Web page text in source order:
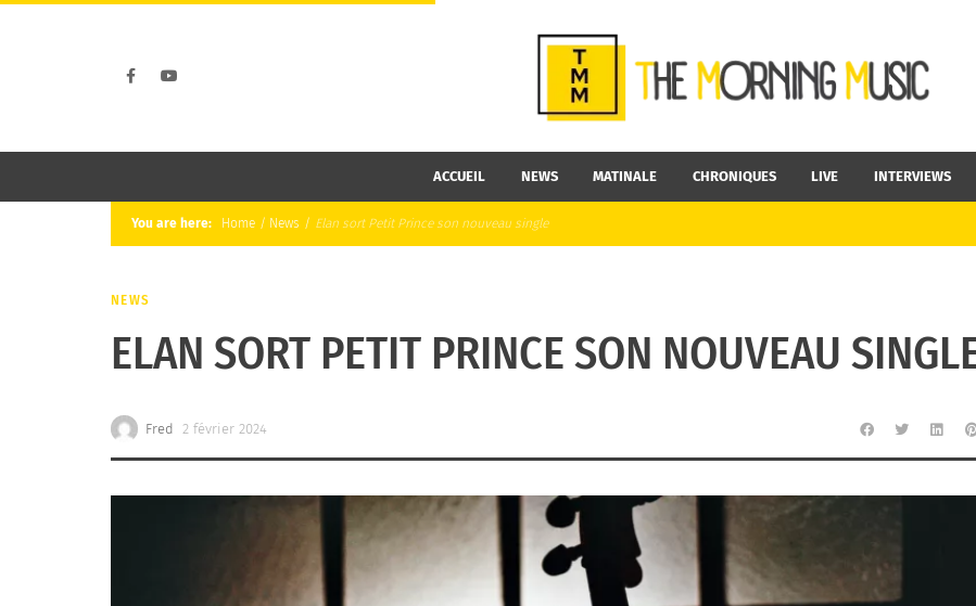
ACCUEIL NEWS MATINALE CHRONIQUES LIVE INTERVIEWS
You are here: Home / News / Elan sort Petit Prince son nouveau single
NEWS
ELAN SORT PETIT PRINCE SON NOUVEAU
Fred 2 février 2024